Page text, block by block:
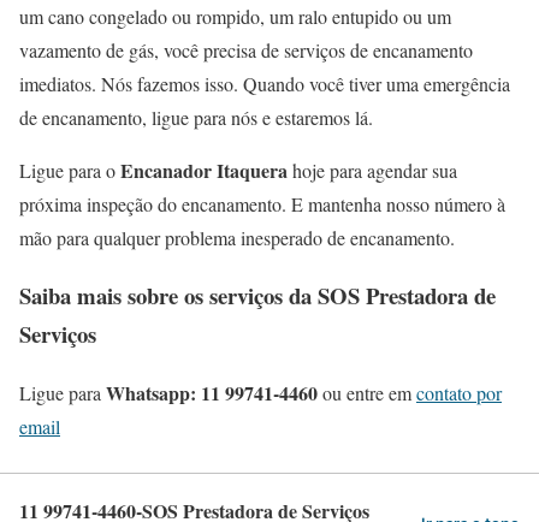
um cano congelado ou rompido, um ralo entupido ou um
vazamento de gás, você precisa de serviços de encanamento
imediatos. Nós fazemos isso. Quando você tiver uma emergência
de encanamento, ligue para nós e estaremos lá.
Ligue para oEncanador Itaquerahoje para agendar sua
próxima inspeção do encanamento. E mantenha nosso número à
mão para qualquer problema inesperado de encanamento.
Saiba mais sobre os serviços da SOS Prestadora de
Serviços
Ligue para Whatsapp: 11 99741-4460ou entre emcontato por
email
11 99741-4460-SOS Prestadora de Serviços